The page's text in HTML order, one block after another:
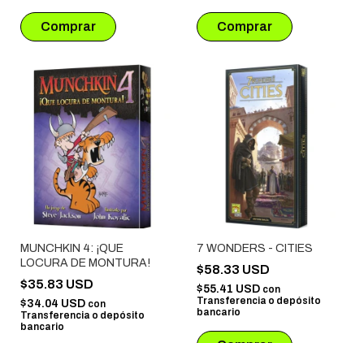
MUNCHKIN 4: ¡QUE
LOCURA DE MONTURA!
$35.83 USD
$34.04 USD con
Transferencia o depósito
bancario
7 WONDERS - CITIES
$58.33 USD
$55.41 USD con
Transferencia o depósito
bancario